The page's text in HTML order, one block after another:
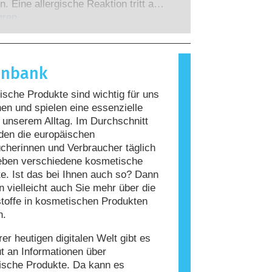
denen die Unternehmen
sind, decken alle
des Hormonsystems.
Eine allergische Reaktion tritt auf,
einer Person auf
Ein Stoff, der eine allergische
wird als Allergen
Kosmetika und
die bei manchen Menschen eine
können. Das bedeutet jedoch
das Produkt für andere Personen
ist.
Produkte sind wichtig für uns
und spielen eine essenzielle
unserem Alltag. Im Durchschnitt
die europäischen
und Verbraucher täglich
verschiedene kosmetische
Ist das bei Ihnen auch so? Dann
vielleicht auch Sie mehr über die
in kosmetischen Produkten
heutigen digitalen Welt gibt es
an Informationen über
Produkte. Da kann es